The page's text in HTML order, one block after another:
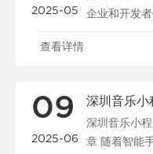
2025-05
企业和开发
尤其是在深
查看详情
09
2025-06
深圳音乐小
深圳音乐小
章 随着智能